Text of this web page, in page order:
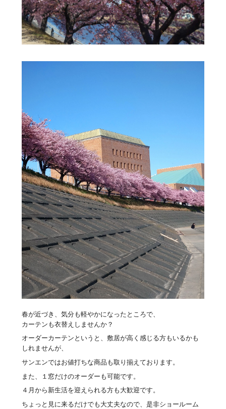
春が近づき、気分も軽やかになったところで、
カーテンも衣替えしませんか？
オーダーカーテンというと、敷居が高く感じる方もいるかも
しれませんが、
サンエンではお値打ちな商品も取り揃えております。
また、１窓だけのオーダーも可能です。
４月から新生活を迎えられる方も大歓迎です。
ちょっと見に来るだけでも大丈夫なので、是非ショールーム